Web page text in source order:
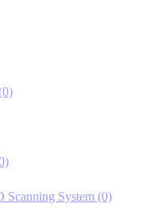
Scanning System (0)